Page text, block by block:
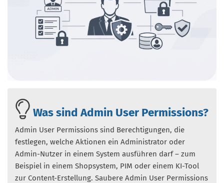
Was sind Admin User Permissions?
Admin User Permissions sind Berechtigungen, die
festlegen, welche Aktionen ein Administrator oder
Admin-Nutzer in einem System ausführen darf – zum
Beispiel in einem Shopsystem, PIM oder einem KI-Tool
zur Content-Erstellung. Saubere Admin User Permissions